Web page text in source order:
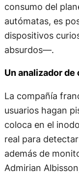
consumo del
autómatas, es
dispositivos
absurdos—.
Un analizador de
La compañía
usuarios hagan
coloca en el
real para
además de
Admirian